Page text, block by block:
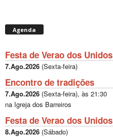
Agenda
Festa de Verao dos Unidos
7.Ago.2026 (Sexta-feira)
Encontro de tradições
7.Ago.2026 (Sexta-feira), às 21:30
na Igreja dos Barreiros
Festa de Verao dos Unidos
8.Ago.2026 (Sábado)